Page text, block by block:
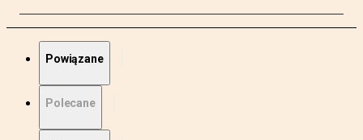
Powiązane
Polecane